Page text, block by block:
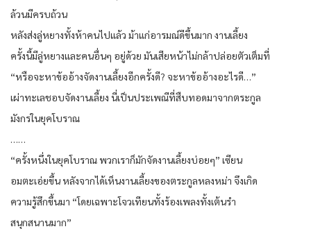
ล้วนมีครบถ้วน
หลังส่งลู่หยางทั้งห้าคนไปแล้ว ม้าแก่อารมณ์ดีขึ้นมาก งานเลี้ยง
ครั้งนี้มีลู่หยางและคนอื่นๆ อยู่ด้วย มันเสียหน้าไม่กล้าปล่อยตัวเต็มที่
“หรือจะหาข้ออ้างจัดงานเลี้ยงอีกครั้งดี? จะหาข้ออ้างอะไรดี…”
เผ่าทะเลชอบจัดงานเลี้ยง นี่เป็นประเพณีที่สืบทอดมาจากตระกูล
มังกรในยุคโบราณ
……
“ครั้งหนึ่งในยุคโบราณ พวกเราก็มักจัดงานเลี้ยงบ่อยๆ” เซียน
อมตะเอ่ยขึ้น หลังจากได้เห็นงานเลี้ยงของตระกูลหลงหม่า จึงเกิด
ความรู้สึกขึ้นมา “โดยเฉพาะโจวเทียนทั้งร้องเพลงทั้งเต้นรำ
สนุกสนานมาก”